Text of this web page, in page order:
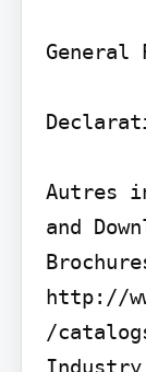
General
Autres
and
http://
/